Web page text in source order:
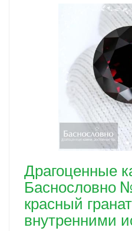
Драгоценные
Баснословно
красный
внутренними